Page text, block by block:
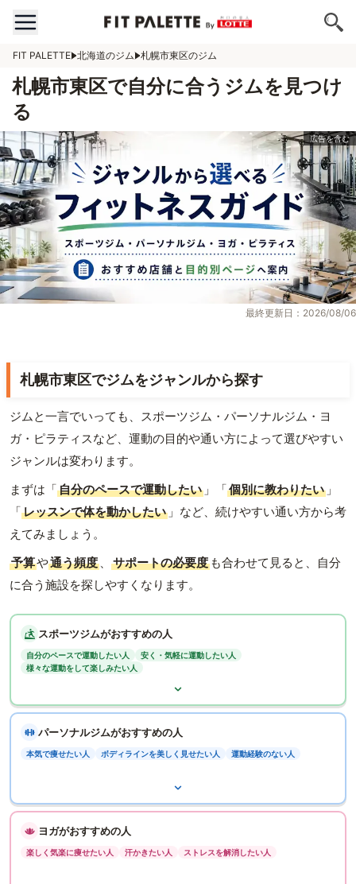
FIT PALETTE 北海道のジム 札幌市東区のジム
札幌市東区で自分に合うジムを見つけ
る
最終更新日：2026/08/06
札幌市東区でジムをジャンルから探す
ジムと一言でいっても、スポーツジム・パーソナルジム・ヨ
ガ・ピラティスなど、運動の目的や通い方によって選びやすい
ジャンルは変わります。
まずは「自分のペースで運動したい 」「個別に教わりたい 」
「レッスンで体を動かしたい 」など、続けやすい通い方から考
えてみましょう。
予算や通う頻度 、 サポートの必要度 も合わせて見ると、自分
に合う施設を探しやすくなります。
スポーツジムがおすすめの人
自分のペースで運動したい人
安く・気軽に運動したい人
様々な運動をして楽しみたい人
パーソナルジムがおすすめの人
本気で痩せたい人 ボディラインを美しく見せたい人 運動経験のない人
ヨガがおすすめの人
楽しく気楽に痩せたい人 汗かきたい人 ストレスを解消したい人